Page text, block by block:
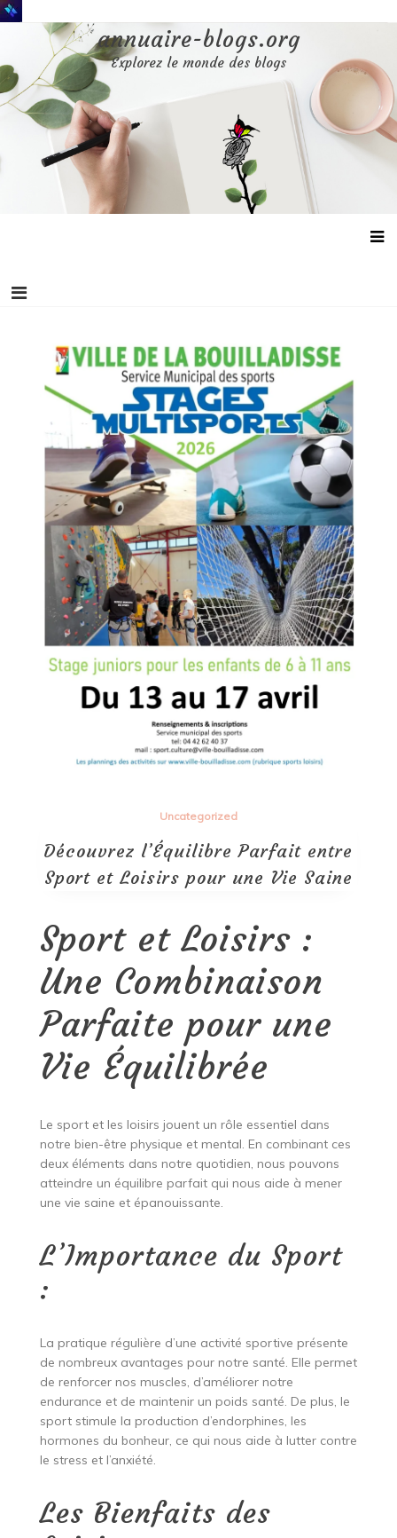
Aller
au
annuaire-blogs.org
Explorez le monde des blogs
Uncategorized
Découvrez l’Équilibre Parfait entre
Sport et Loisirs pour une Vie Saine
Sport et Loisirs :
Une Combinaison
Parfaite pour une
Vie Équilibrée
Le sport et les loisirs jouent un rôle essentiel dans
notre bien-être physique et mental. En combinant ces
deux éléments dans notre quotidien, nous pouvons
atteindre un équilibre parfait qui nous aide à mener
une vie saine et épanouissante.
L’Importance du Sport
:
La pratique régulière d’une activité sportive présente
de nombreux avantages pour notre santé. Elle permet
de renforcer nos muscles, d’améliorer notre
endurance et de maintenir un poids santé. De plus, le
sport stimule la production d’endorphines, les
hormones du bonheur, ce qui nous aide à lutter contre
le stress et l’anxiété.
Les Bienfaits des